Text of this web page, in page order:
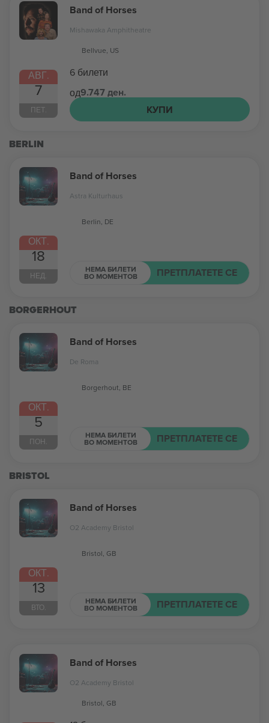
АВГ.
7
ПЕТ.
Band of Horses
Mishawaka Amphitheatre
Bellvue, US
6 билети
од9.747 ден.
КУПИ
BERLIN
ОКТ.
18
НЕД.
Band of Horses
Astra Kulturhaus
Berlin, DE
НЕМА БИЛЕТИ
ВО МОМЕНТОВ ПРЕТПЛАТЕТЕ СЕ
BORGERHOUT
ОКТ.
5
ПОН.
Band of Horses
De Roma
Borgerhout, BE
НЕМА БИЛЕТИ
ВО МОМЕНТОВ ПРЕТПЛАТЕТЕ СЕ
BRISTOL
ОКТ.
13
ВТО.
Band of Horses
O2 Academy Bristol
Bristol, GB
НЕМА БИЛЕТИ
ВО МОМЕНТОВ ПРЕТПЛАТЕТЕ СЕ
Band of Horses
O2 Academy Bristol
Bristol, GB